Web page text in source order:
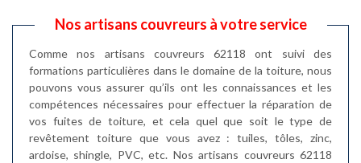
Nos artisans couvreurs à votre service
Comme nos artisans couvreurs 62118 ont suivi des
formations particulières dans le domaine de la toiture, nous
pouvons vous assurer qu’ils ont les connaissances et les
compétences nécessaires pour effectuer la réparation de
vos fuites de toiture, et cela quel que soit le type de
revêtement toiture que vous avez : tuiles, tôles, zinc,
ardoise, shingle, PVC, etc. Nos artisans couvreurs 62118